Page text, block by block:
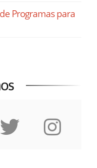
Programas para